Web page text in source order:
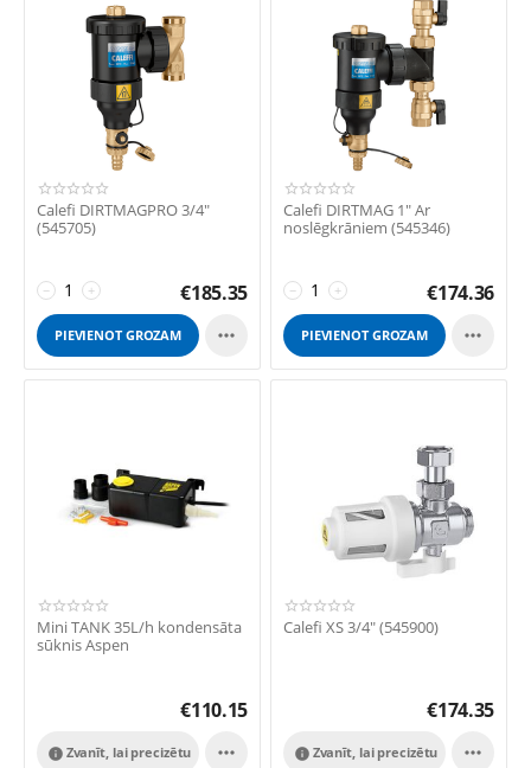
Calefi DIRTMAGPRO 3/4"
(545705)
+
− €185.35
PIEVIENOT GROZAM 
Calefi DIRTMAG 1" Ar
noslēgkrāniem (545346)
+
− €174.36
PIEVIENOT GROZAM 
Mini TANK 35L/h kondensāta
sūknis Aspen
€110.15
Zvanīt, lai precizētu
 
Calefi XS 3/4" (545900)
€174.35
Zvanīt, lai precizētu
 